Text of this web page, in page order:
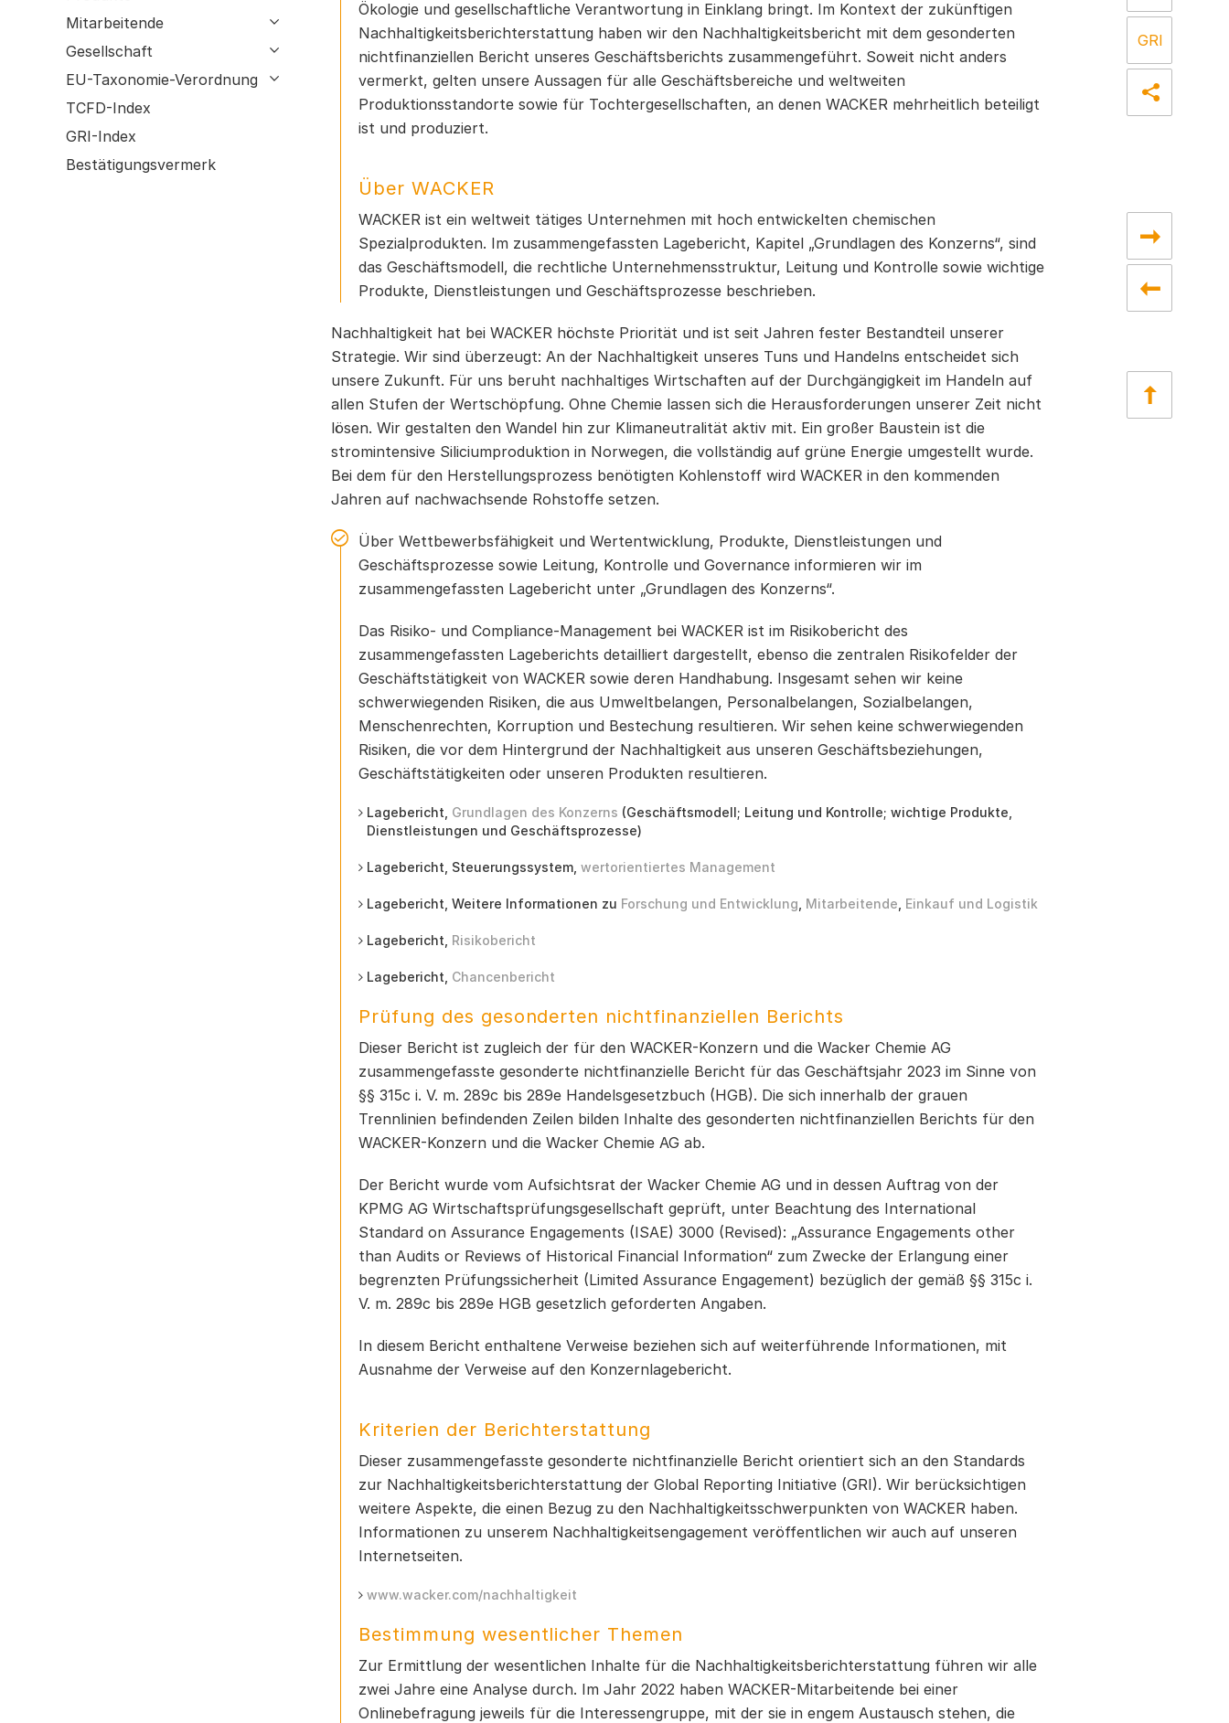
Einkauf & Logistik
GRI-Index
Mitarbeitende
Gesellschaft open submenu
EU-Taxonomie-Verordnung open submenu
TCFD-Index
GRI-Index
Bestätigungsvermerk
Ökologie und gesellschaftliche Verantwortung in Einklang bringt. Im Kontext der zukünftigen
Nachhaltigkeitsberichterstattung haben wir den Nachhaltigkeitsbericht mit dem gesonderten
nichtfinanziellen Bericht unseres Geschäftsberichts zusammengeführt. Soweit nicht anders
vermerkt, gelten unsere Aussagen für alle Geschäftsbereiche und weltweiten
Produktionsstandorte sowie für Tochtergesellschaften, an denen WACKER mehrheitlich beteiligt
ist und produziert.
Über WACKER
WACKER ist ein weltweit tätiges Unternehmen mit hoch entwickelten chemischen
Spezialprodukten. Im zusammengefassten Lagebericht, Kapitel „Grundlagen des Konzerns“, sind
das Geschäftsmodell, die rechtliche Unternehmensstruktur, Leitung und Kontrolle sowie wichtige
Produkte, Dienstleistungen und Geschäftsprozesse beschrieben.
Nachhaltigkeit hat bei WACKER höchste Priorität und ist seit Jahren fester Bestandteil unserer
Strategie. Wir sind überzeugt: An der Nachhaltigkeit unseres Tuns und Handelns entscheidet sich
unsere Zukunft. Für uns beruht nachhaltiges Wirtschaften auf der Durchgängigkeit im Handeln auf
allen Stufen der Wertschöpfung. Ohne Chemie lassen sich die Herausforderungen unserer Zeit nicht
lösen. Wir gestalten den Wandel hin zur Klimaneutralität aktiv mit. Ein großer Baustein ist die
stromintensive Siliciumproduktion in Norwegen, die vollständig auf grüne Energie umgestellt wurde.
Bei dem für den Herstellungsprozess benötigten Kohlenstoff wird WACKER in den kommenden
Jahren auf nachwachsende Rohstoffe setzen.
Über Wettbewerbsfähigkeit und Wertentwicklung, Produkte, Dienstleistungen und
Geschäftsprozesse sowie Leitung, Kontrolle und Governance informieren wir im
zusammengefassten Lagebericht unter „Grundlagen des Konzerns“.
Das Risiko- und Compliance-Management bei WACKER ist im Risikobericht des
zusammengefassten Lageberichts detailliert dargestellt, ebenso die zentralen Risikofelder der
Geschäftstätigkeit von WACKER sowie deren Handhabung. Insgesamt sehen wir keine
schwerwiegenden Risiken, die aus Umweltbelangen, Personalbelangen, Sozialbelangen,
Menschenrechten, Korruption und Bestechung resultieren. Wir sehen keine schwerwiegenden
Risiken, die vor dem Hintergrund der Nachhaltigkeit aus unseren Geschäftsbeziehungen,
Geschäftstätigkeiten oder unseren Produkten resultieren.
Lagebericht, Grundlagen des Konzerns (Geschäftsmodell; Leitung und Kontrolle; wichtige Produkte,
Dienstleistungen und Geschäftsprozesse)
Lagebericht, Steuerungssystem, wertorientiertes Management
Lagebericht, Weitere Informationen zu Forschung und Entwicklung Mitarbeitende Einkauf und Logistik
Lagebericht, Risikobericht
Lagebericht, Chancenbericht
Prüfung des gesonderten nichtfinanziellen Berichts
Dieser Bericht ist zugleich der für den WACKER-Konzern und die Wacker Chemie AG
zusammengefasste gesonderte nichtfinanzielle Bericht für das Geschäftsjahr 2023 im Sinne von
§§ 315c i. V. m. 289c bis 289e Handelsgesetzbuch (HGB). Die sich innerhalb der grauen
Trennlinien befindenden Zeilen bilden Inhalte des gesonderten nichtfinanziellen Berichts für den
WACKER-Konzern und die Wacker Chemie AG ab.
Der Bericht wurde vom Aufsichtsrat der Wacker Chemie AG und in dessen Auftrag von der
KPMG AG Wirtschaftsprüfungsgesellschaft geprüft, unter Beachtung des International
Standard on Assurance Engagements (ISAE) 3000 (Revised): „Assurance Engagements other
than Audits or Reviews of Historical Financial Information“ zum Zwecke der Erlangung einer
begrenzten Prüfungssicherheit (Limited Assurance Engagement) bezüglich der gemäß §§ 315c i.
V. m. 289c bis 289e HGB gesetzlich geforderten Angaben.
In diesem Bericht enthaltene Verweise beziehen sich auf weiterführende Informationen, mit
Ausnahme der Verweise auf den Konzernlagebericht.
Kriterien der Berichterstattung
Dieser zusammengefasste gesonderte nichtfinanzielle Bericht orientiert sich an den Standards
zur Nachhaltigkeitsberichterstattung der Global Reporting Initiative (GRI). Wir berücksichtigen
weitere Aspekte, die einen Bezug zu den Nachhaltigkeitsschwerpunkten von WACKER haben.
Informationen zu unserem Nachhaltigkeitsengagement veröffentlichen wir auch auf unseren
Internetseiten.
www.wacker.com/nachhaltigkeit
Bestimmung wesentlicher Themen
Zur Ermittlung der wesentlichen Inhalte für die Nachhaltigkeitsberichterstattung führen wir alle
zwei Jahre eine Analyse durch. Im Jahr 2022 haben WACKER-Mitarbeitende bei einer
Onlinebefragung jeweils für die Interessengruppe, mit der sie in engem Austausch stehen, die